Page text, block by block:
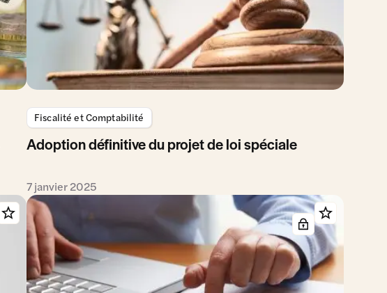
Fiscalité et Comptabilité
Adoption définitive du projet de loi spéciale
7 janvier 2025